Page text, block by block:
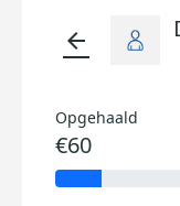
arrow_back
Opgehaald
€60